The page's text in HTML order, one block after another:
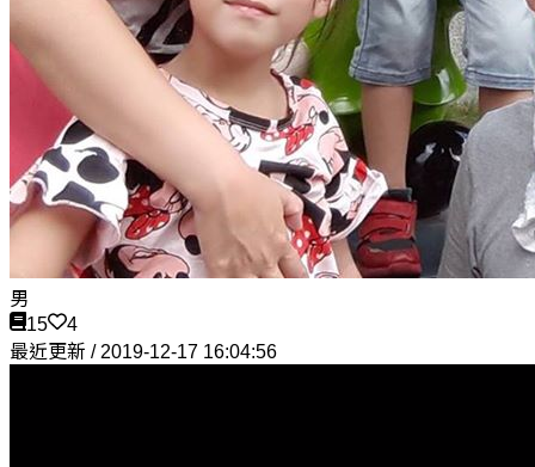
男
15
4
最近更新 / 2019-12-17 16:04:56